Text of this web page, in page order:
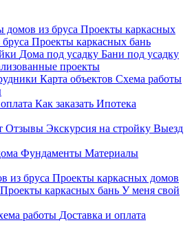
домов из бруса Проекты каркасных
Проекты каркасных бань
Дома под усадку Бани под усадку
проекты
Карта объектов Схема работы
Как заказать Ипотека
Отзывы Экскурсия на стройку Выезд
Фундаменты Материалы
из бруса Проекты каркасных домов
Проекты каркасных бань У меня свой
работы Доставка и оплата